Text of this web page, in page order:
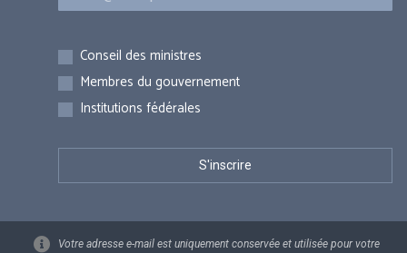
Inscriptions
Conseil des ministres
Membres du gouvernement
Institutions fédérales
Votre adresse e-mail est uniquement conservée et utilisée pour votre